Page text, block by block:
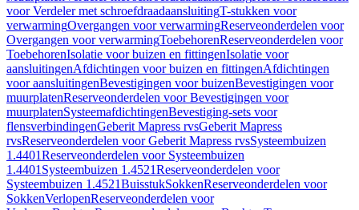
voor Verdeler met schroefdraadaansluitingT-stukken voor
verwarmingOvergangen voor verwarmingReserveonderdelen voor
Overgangen voor verwarmingToebehorenReserveonderdelen voor
ToebehorenIsolatie voor buizen en fittingenIsolatie voor
aansluitingenAfdichtingen voor buizen en fittingenAfdichtingen
voor aansluitingenBevestigingen voor buizenBevestigingen voor
muurplatenReserveonderdelen voor Bevestigingen voor
muurplatenSysteemafdichtingenBevestiging-sets voor
flensverbindingenGeberit Mapress rvsGeberit Mapress
rvsReserveonderdelen voor Geberit Mapress rvsSysteembuizen
1.4401Reserveonderdelen voor Systeembuizen
1.4401 Systeembuizen 1.4521Reserveonderdelen voor
Systeembuizen 1.4521BuisstukSokkenReserveonderdelen voor
SokkenVerlopenReserveonderdelen voor